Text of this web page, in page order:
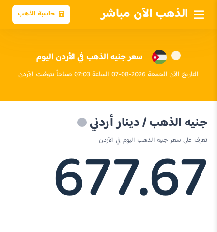
الذهب الآن مباشر حاسبة الذهب
سعر جنيه الذهب في الأردن اليوم
التاريخ الآن الجمعة 2026-08-07 الساعة 07:03 صباحاً بتوقيت الأردن
جنيه الذهب / دينار أردني
تعرف على سعر جنيه الذهب اليوم في الأردن
677.67